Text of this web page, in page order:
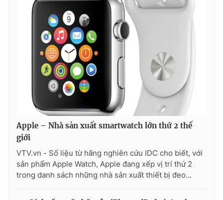
THỜI BÁO VTV
Theo dõi báo trên
Cơ quan chủ quản:
Đài Truyền hình Việt Nam
Cơ quan báo chí:Thời báo VTV
Giấy phép hoạt động báo in và báo điện tử số 483/GP-BTTTT
cấp ngày 29/12/2023
Tổng Biên tập:Vũ Thanh Thủy
Phó Tổng Biên tập:Nguyễn Thị Mỹ Hạnh, Phạm Quốc Thắng,
Nguyễn Trọng Ninh
Apple – Nhà sản xuất smartwatch lớn thứ 2 thế
giới
VTV.vn - Số liệu từ hãng nghiên cứu IDC cho biết, với
sản phẩm Apple Watch, Apple đang xếp vị trí thứ 2
trong danh sách những nhà sản xuất thiết bị đeo...